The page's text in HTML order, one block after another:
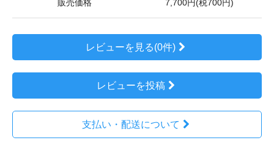
販売価格 7,700円(税700円)
レビューを見る(0件)
レビューを投稿
支払い・配送について